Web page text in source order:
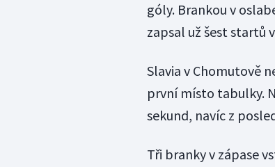
góly. Brankou v
zapsal už šest startů
Slavia v Chomutově
první místo tabulky.
sekund, navíc z
Tři branky v zápase